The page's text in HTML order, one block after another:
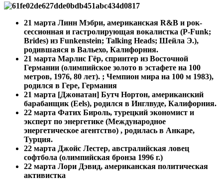
21 марта Линн Мэбри, американская R&B и рок-
сессионная и гастролирующая вокалистка (P-Funk;
Brides) из Funkenstein; Talking Heads; Шейла Э.),
родившаяся в Вальехо, Калифорния.
21 марта Марлис Гёр, спринтер из Восточной
Германии (олимпийское золото в эстафете на 100
метров, 1976, 80 лет). ; Чемпион мира на 100 м 1983),
родился в Гере, Германия
21 марта [Джонатан] Бутч Нортон, американский
барабанщик (Eels), родился в Инглвуде, Калифорния.
22 марта Фатих Бироль, турецкий экономист и
эксперт по энергетике (Международное
энергетическое агентство) , родилась в Анкаре,
Турция.
22 марта Джойс Лестер, австралийская ловец
софтбола (олимпийская бронза 1996 г.)
22 марта Лори Дэвид, американская политическая
активистка